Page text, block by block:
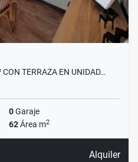
TERRAZA EN UNIDAD…
0Garaje
62Área m2
Alquiler